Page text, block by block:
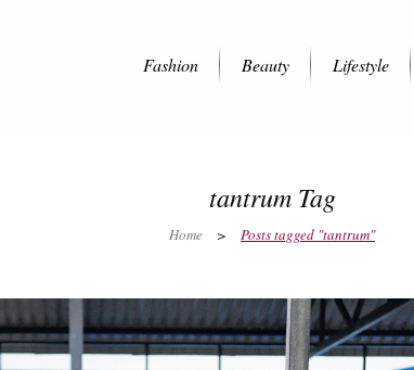
Fashion Beauty Lifestyle
tantrum Tag
Home > Posts tagged "tantrum"